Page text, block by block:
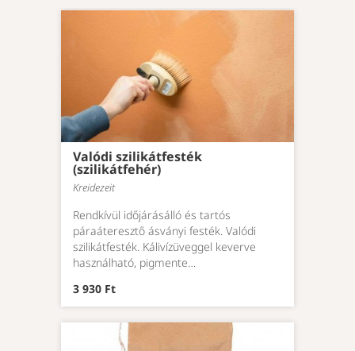
Valódi szilikátfesték
(szilikátfehér)
Kreidezeit
Rendkívül időjárásálló és tartós
páraáteresztő ásványi festék. Valódi
szilikátfesték. Kálivízüveggel keverve
használható, pigmente…
3 930 Ft